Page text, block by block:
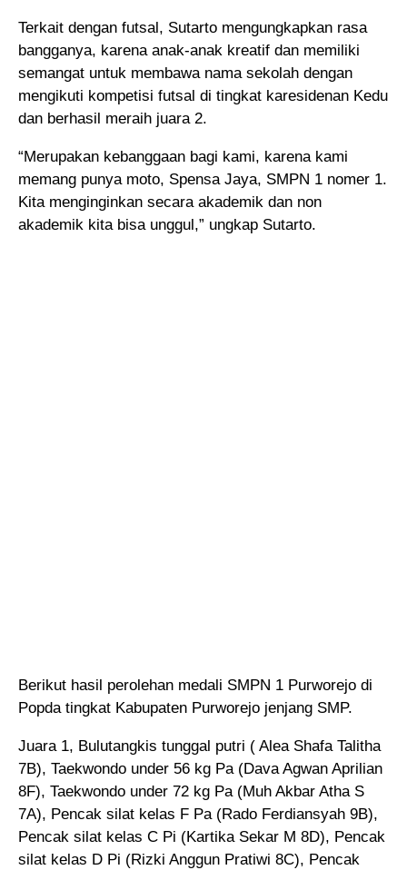
Terkait dengan futsal, Sutarto mengungkapkan rasa
bangganya, karena anak-anak kreatif dan memiliki
semangat untuk membawa nama sekolah dengan
mengikuti kompetisi futsal di tingkat karesidenan Kedu
dan berhasil meraih juara 2.
“Merupakan kebanggaan bagi kami, karena kami
memang punya moto, Spensa Jaya, SMPN 1 nomer 1.
Kita menginginkan secara akademik dan non
akademik kita bisa unggul,” ungkap Sutarto.
Berikut hasil perolehan medali SMPN 1 Purworejo di
Popda tingkat Kabupaten Purworejo jenjang SMP.
Juara 1, Bulutangkis tunggal putri ( Alea Shafa Talitha
7B), Taekwondo under 56 kg Pa (Dava Agwan Aprilian
8F), Taekwondo under 72 kg Pa (Muh Akbar Atha S
7A), Pencak silat kelas F Pa (Rado Ferdiansyah 9B),
Pencak silat kelas C Pi (Kartika Sekar M 8D), Pencak
silat kelas D Pi (Rizki Anggun Pratiwi 8C), Pencak